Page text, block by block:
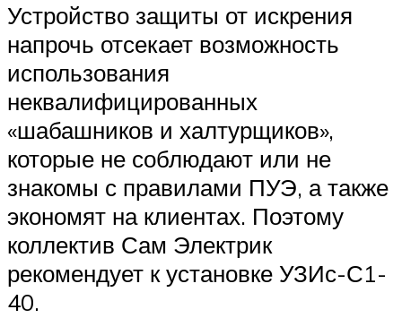
Устройство защиты от искрения
напрочь отсекает возможность
использования
неквалифицированных
«шабашников и халтурщиков»,
которые не соблюдают или не
знакомы с правилами ПУЭ, а также
экономят на клиентах. Поэтому
коллектив Сам Электрик
рекомендует к установке УЗИс-С1-
40.